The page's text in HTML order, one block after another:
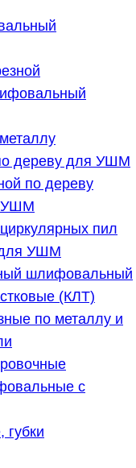
дереву для УШМ
по дереву
УШМ
пил
УШМ
шлифовальный
(КЛТ)
по металлу и
с
губки